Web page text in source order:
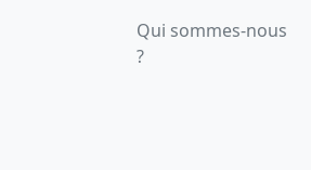
Qui sommes-nous
?